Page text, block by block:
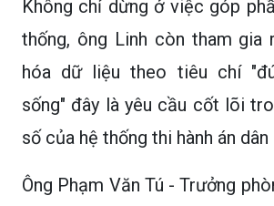
Không chỉ dừng ở việc góp
thống, ông Linh còn tham gia
hóa dữ liệu theo tiêu chí
sống" đây là yêu cầu cốt lõi
số của hệ thống thi hành án dân
Ông Phạm Văn Tú - Trưởng